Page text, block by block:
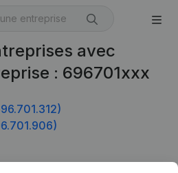
avec
: 696701xxx